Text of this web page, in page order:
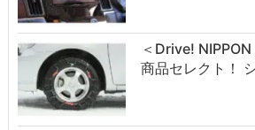
＜Drive!
商品セレクト！